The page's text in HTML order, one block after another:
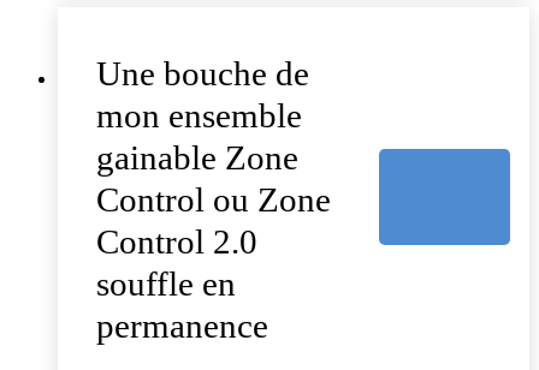
Une bouche de
mon ensemble
gainable Zone
Control ou Zone
Control 2.0
souffle en
permanence